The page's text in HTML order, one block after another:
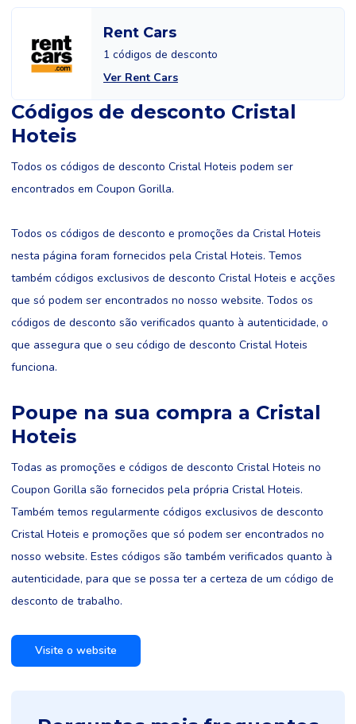
Rent Cars
1 códigos de desconto
Ver Rent Cars
Códigos de desconto Cristal
Hoteis
Todos os códigos de desconto Cristal Hoteis podem ser
encontrados em Coupon Gorilla.
Todos os códigos de desconto e promoções da Cristal Hoteis
nesta página foram fornecidos pela Cristal Hoteis. Temos
também códigos exclusivos de desconto Cristal Hoteis e acções
que só podem ser encontrados no nosso website. Todos os
códigos de desconto são verificados quanto à autenticidade, o
que assegura que o seu código de desconto Cristal Hoteis
funciona.
Poupe na sua compra a Cristal
Hoteis
Todas as promoções e códigos de desconto Cristal Hoteis no
Coupon Gorilla são fornecidos pela própria Cristal Hoteis.
Também temos regularmente códigos exclusivos de desconto
Cristal Hoteis e promoções que só podem ser encontrados no
nosso website. Estes códigos são também verificados quanto à
autenticidade, para que se possa ter a certeza de um código de
desconto de trabalho.
Visite o website